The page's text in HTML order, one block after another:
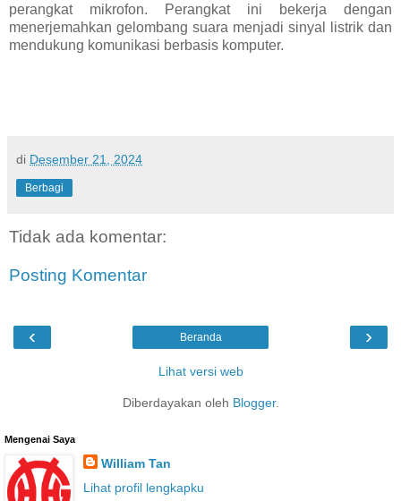
perangkat mikrofon. Perangkat ini bekerja dengan
menerjemahkan gelombang suara menjadi sinyal listrik dan
mendukung komunikasi berbasis komputer.
di Desember 21, 2024
Berbagi
Tidak ada komentar:
Posting Komentar
‹ ›
Beranda
Lihat versi web
Diberdayakan oleh Blogger.
Mengenai Saya
William Tan
Lihat profil lengkapku